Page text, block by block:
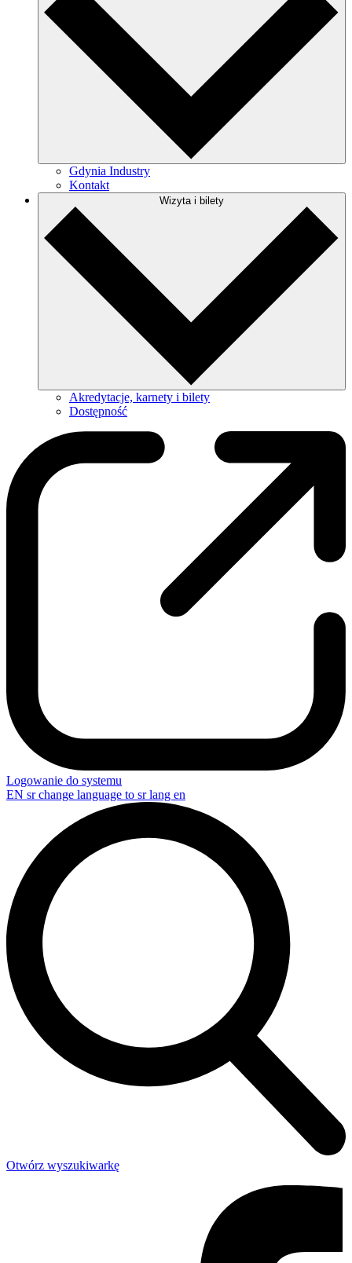
Gdynia Industry
Kontakt
Wizyta i bilety
Akredytacje, karnety i bilety
Dostępność
Logowanie do systemu
EN sr change language to sr lang en
Otwórz wyszukiwarkę